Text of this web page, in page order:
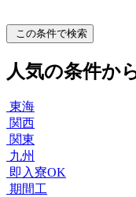
この条件で検索
人気の条件か
東海
関西
関東
九州
即入寮OK
期間工